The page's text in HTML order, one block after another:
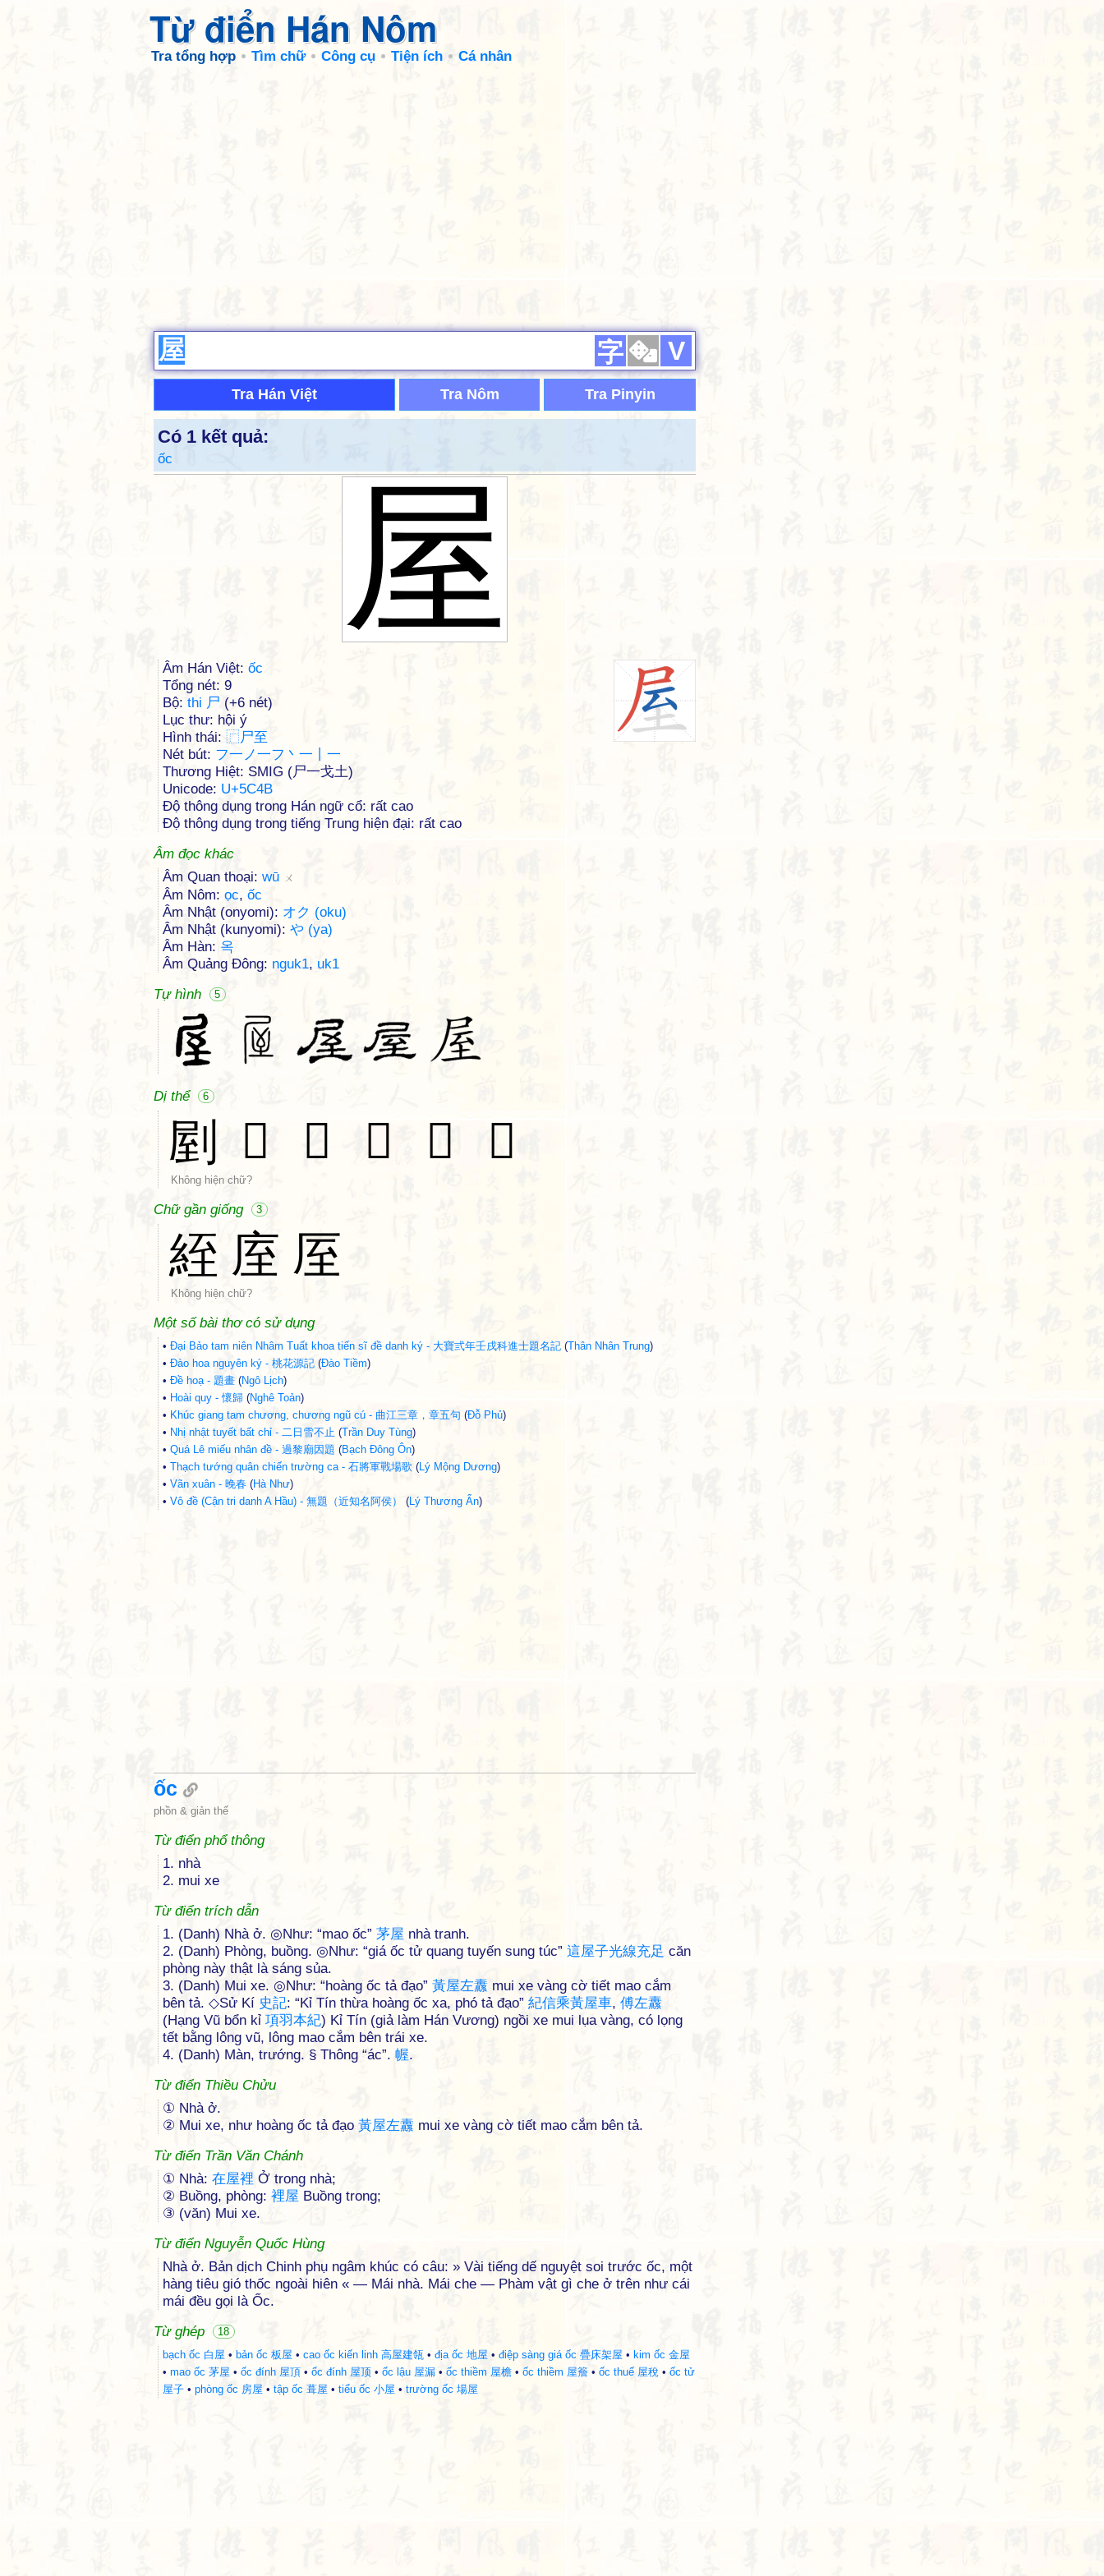
Từ điển Hán Nôm
Tra tổng hợp Tìm chữ Công cụ Tiện ích Cá nhân
字 V
Tra Hán Việt Tra Nôm Tra Pinyin
Có 1 kết quả:
ốc
屋
Âm Hán Việt: ốc
Tổng nét: 9
Bộ: thi 尸 (+6 nét)
Lục thư: hội ý
Hình thái: ⿸尸至
Nét bút: フ一ノ一フ丶一丨一
Thương Hiệt: SMIG (尸一戈土)
Unicode: U+5C4B
Độ thông dụng trong Hán ngữ cổ: rất cao
Độ thông dụng trong tiếng Trung hiện đại: rất cao
Âm đọc khác
Âm Quan thoại: wū ㄨ
Âm Nôm: ọc, ốc
Âm Nhật (onyomi): オク (oku)
Âm Nhật (kunyomi): や (ya)
Âm Hàn: 옥
Âm Quảng Đông: nguk1, uk1
Tự hình
5
Dị thể 6
剭 𡲃 𢩈 𦤼 𦤿 𦥂
Không hiện chữ?
Chữ gần giống 3
絰 庢 厔
Không hiện chữ?
Một số bài thơ có sử dụng
• Đại Bảo tam niên Nhâm Tuất khoa tiến sĩ đề danh ký - 大寶弎年壬戌科進士題名記 (Thân Nhân Trung)
• Đào hoa nguyên ký - 桃花源記 (Đào Tiềm)
• Đề hoạ - 題畫 (Ngô Lịch)
• Hoài quy - 懷歸 (Nghê Toản)
• Khúc giang tam chương, chương ngũ cú - 曲江三章，章五句 (Đỗ Phủ)
• Nhị nhật tuyết bất chỉ - 二日雪不止 (Trần Duy Tùng)
• Quá Lê miếu nhân đề - 過黎廟因題 (Bạch Đông Ôn)
• Thạch tướng quân chiến trường ca - 石將軍戰場歌 (Lý Mộng Dương)
• Vãn xuân - 晚春 (Hà Như)
• Vô đề (Cận tri danh A Hầu) - 無題（近知名阿侯） (Lý Thương Ẩn)
ốc
phồn & giản thể
Từ điển phổ thông
1. nhà
2. mui xe
Từ điển trích dẫn
1. (Danh) Nhà ở. ◎Như: “mao ốc” 茅屋 nhà tranh.
2. (Danh) Phòng, buồng. ◎Như: “giá ốc tử quang tuyến sung túc” 這屋子光線充足 căn
phòng này thật là sáng sủa.
3. (Danh) Mui xe. ◎Như: “hoàng ốc tả đạo” 黃屋左纛 mui xe vàng cờ tiết mao cắm
bên tả. ◇Sử Kí 史記: “Kỉ Tín thừa hoàng ốc xa, phó tả đạo” 紀信乘黃屋車, 傅左纛
(Hạng Vũ bổn kỉ 項羽本紀) Kỉ Tín (giả làm Hán Vương) ngồi xe mui lụa vàng, có lọng
tết bằng lông vũ, lông mao cắm bên trái xe.
4. (Danh) Màn, trướng. § Thông “ác”. 幄.
Từ điển Thiều Chửu
① Nhà ở.
② Mui xe, như hoàng ốc tả đạo 黃屋左纛 mui xe vàng cờ tiết mao cắm bên tả.
Từ điển Trần Văn Chánh
① Nhà: 在屋裡 Ở trong nhà;
② Buồng, phòng: 裡屋 Buồng trong;
③ (văn) Mui xe.
Từ điển Nguyễn Quốc Hùng
Nhà ở. Bản dịch Chinh phụ ngâm khúc có câu: » Vài tiếng dế nguyệt soi trước ốc, một
hàng tiêu gió thốc ngoài hiên « — Mái nhà. Mái che — Phàm vật gì che ở trên như cái
mái đều gọi là Ốc.
Từ ghép
18
bạch ốc 白屋 • bản ốc 板屋 • cao ốc kiến linh 高屋建瓴 • địa ốc 地屋 • điệp sàng giá ốc 疊床架屋 • kim ốc 金屋
• mao ốc 茅屋 • ốc đính 屋頂 • ốc đính 屋顶 • ốc lậu 屋漏 • ốc thiềm 屋檐 • ốc thiềm 屋簷 • ốc thuế 屋稅 • ốc tử
屋子 • phòng ốc 房屋 • tập ốc 葺屋 • tiểu ốc 小屋 • trường ốc 場屋